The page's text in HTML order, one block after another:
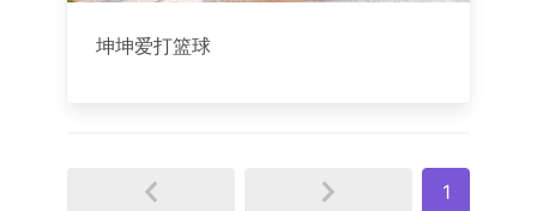
坤坤爱打篮球
1